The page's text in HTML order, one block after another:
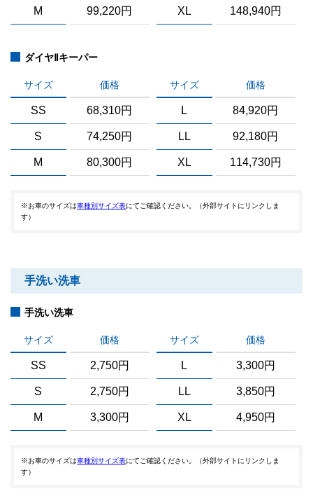
M 99,220円 XL 148,940円
ダイヤⅡキーパー
サイズ 価格
SS 68,310円
S 74,250円
M 80,300円
サイズ 価格
L 84,920円
LL 92,180円
XL 114,730円
※お車のサイズは車種別サイズ表にてご確認ください。（外部サイトにリンクしま
す）
手洗い洗車
手洗い洗車
サイズ 価格
SS 2,750円
S 2,750円
M 3,300円
サイズ 価格
L 3,300円
LL 3,850円
XL 4,950円
※お車のサイズは車種別サイズ表にてご確認ください。（外部サイトにリンクしま
す）